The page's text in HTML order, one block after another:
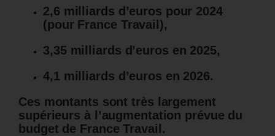
2,6 milliards d’euros pour 2024
(pour France Travail),
3,35 milliards d’euros en 2025,
4,1 milliards d’euros en 2026.
Ces montants sont très largement
supérieurs à l’augmentation prévue du
budget de France Travail.